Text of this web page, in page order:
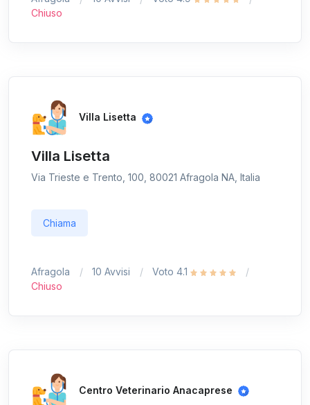
Chiuso
Villa Lisetta
Villa Lisetta
Via Trieste e Trento, 100, 80021 Afragola NA, Italia
Chiama
Afragola 10 Avvisi
Voto 4.1
Chiuso
Centro Veterinario Anacaprese